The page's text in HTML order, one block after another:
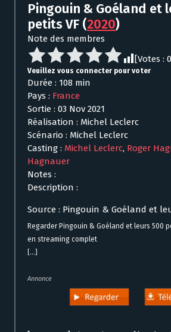
Pingouin & Goéland et
petits VF (2020)
Note des membres
[Votes : 0
Veuillez vous connecter pour voter
Durée : 108 min
Pays : France
Sortie : 03 Nov 2021
Réalisation : Michel Leclerc
Scénario : Michel Leclerc
Casting : Michel Leclerc, Roger
Hagnauer
Notes :
Description :
Source : Pingouin & Goéland et
Regarder Pingouin & Goéland et leurs 500
en streaming complet
[...]
Annonce